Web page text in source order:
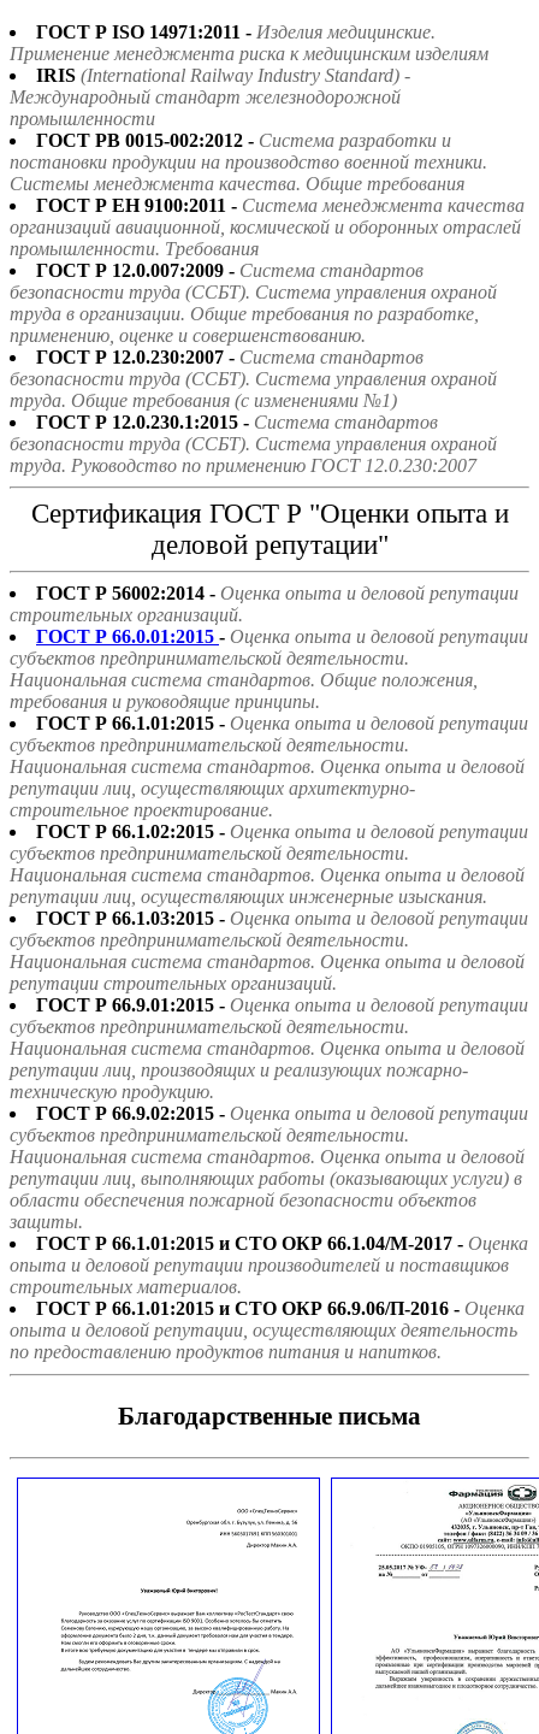
ГОСТ Р ISO 14971:2011 - Изделия медицинские.
Применение менеджмента риска к медицинским изделиям
IRIS (International Railway Industry Standard) -
Международный стандарт железнодорожной
промышленности
ГОСТ РВ 0015-002:2012 - Система разработки и
постановки продукции на производство военной техники.
Системы менеджмента качества. Общие требования
ГОСТ Р ЕН 9100:2011 - Система менеджмента качества
организаций авиационной, космической и оборонных отраслей
промышленности. Требования
ГОСТ Р 12.0.007:2009 - Система стандартов
безопасности труда (ССБТ). Система управления охраной
труда в организации. Общие требования по разработке,
применению, оценке и совершенствованию.
ГОСТ Р 12.0.230:2007 - Система стандартов
безопасности труда (ССБТ). Система управления охраной
труда. Общие требования (с изменениями №1)
ГОСТ Р 12.0.230.1:2015 - Система стандартов
безопасности труда (ССБТ). Система управления охраной
труда. Руководство по применению ГОСТ 12.0.230:2007
Сертификация ГОСТ Р "Оценки опыта и
деловой репутации"
ГОСТ Р 56002:2014 - Оценка опыта и деловой репутации
строительных организаций.
ГОСТ Р 66.0.01:2015 - Оценка опыта и деловой репутации
субъектов предпринимательской деятельности.
Национальная система стандартов. Общие положения,
требования и руководящие принципы.
ГОСТ Р 66.1.01:2015 - Оценка опыта и деловой репутации
субъектов предпринимательской деятельности.
Национальная система стандартов. Оценка опыта и деловой
репутации лиц, осуществляющих архитектурно-
строительное проектирование.
ГОСТ Р 66.1.02:2015 - Оценка опыта и деловой репутации
субъектов предпринимательской деятельности.
Национальная система стандартов. Оценка опыта и деловой
репутации лиц, осуществляющих инженерные изыскания.
ГОСТ Р 66.1.03:2015 - Оценка опыта и деловой репутации
субъектов предпринимательской деятельности.
Национальная система стандартов. Оценка опыта и деловой
репутации строительных организаций.
ГОСТ Р 66.9.01:2015 - Оценка опыта и деловой репутации
субъектов предпринимательской деятельности.
Национальная система стандартов. Оценка опыта и деловой
репутации лиц, производящих и реализующих пожарно-
техническую продукцию.
ГОСТ Р 66.9.02:2015 - Оценка опыта и деловой репутации
субъектов предпринимательской деятельности.
Национальная система стандартов. Оценка опыта и деловой
репутации лиц, выполняющих работы (оказывающих услуги) в
области обеспечения пожарной безопасности объектов
защиты.
ГОСТ Р 66.1.01:2015 и СТО ОКР 66.1.04/М-2017 - Оценка
опыта и деловой репутации производителей и поставщиков
строительных материалов.
ГОСТ Р 66.1.01:2015 и СТО ОКР 66.9.06/П-2016 - Оценка
опыта и деловой репутации, осуществляющих деятельность
по предоставлению продуктов питания и напитков.
Благодарственные письма